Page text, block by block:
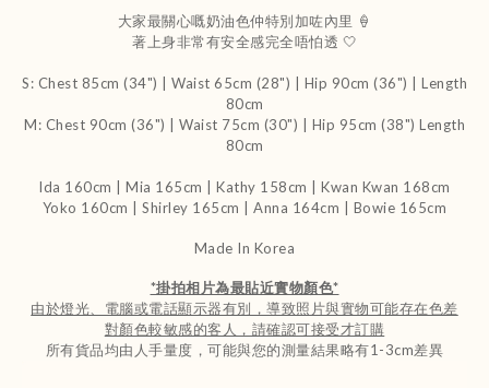
大家最關心嘅奶油色仲特別加咗內里 🍦
著上身非常有安全感完全唔怕透 🤍
S: Chest 85cm (34") | Waist 65cm (28") | Hip 90cm (36") | Length
80cm
M: Chest 90cm (36") | Waist 75cm (30") | Hip 95cm (38") Length
80cm
Ida 160cm | Mia 165cm | Kathy 158cm |Kwan Kwan 168cm
Yoko 160cm | Shirley 165cm
| Anna 164cm | Bowie 165cm
Made In Korea
*掛拍相片為最貼近實物顏色*
由於燈光、電腦或電話顯示器有別，導致照片與實物可能存在色差
對顏色較敏感的客人，請確認可接受才訂購
所有貨品均由人手量度，可能與您的測量結果略有1-3cm差異